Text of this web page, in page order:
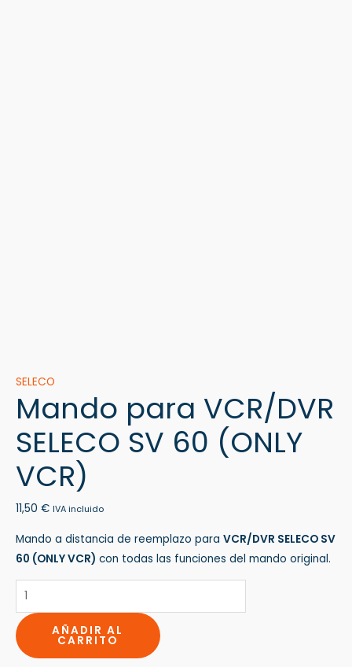
SELECO
Mando para VCR/DVR
SELECO SV 60 (ONLY
VCR)
11,50 € IVA incluido
Mando a distancia de reemplazo para VCR/DVR SELECO SV
60 (ONLY VCR) con todas las funciones del mando original.
AÑADIR AL
CARRITO